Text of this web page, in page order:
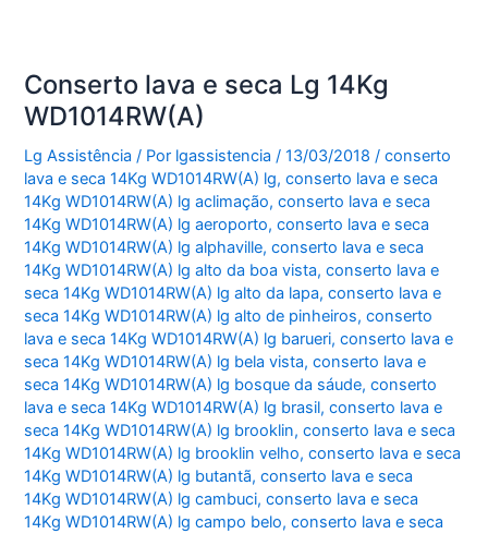
Conserto lava e seca Lg 14Kg
WD1014RW(A)
Lg Assistência / Por lgassistencia/13/03/2018 /conserto
lava e seca 14Kg WD1014RW(A) lg,conserto lava e seca
14Kg WD1014RW(A) lg aclimação,conserto lava e seca
14Kg WD1014RW(A) lg aeroporto,conserto lava e seca
14Kg WD1014RW(A) lg alphaville,conserto lava e seca
14Kg WD1014RW(A) lg alto da boa vista,conserto lava e
seca 14Kg WD1014RW(A) lg alto da lapa,conserto lava e
seca 14Kg WD1014RW(A) lg alto de pinheiros,conserto
lava e seca 14Kg WD1014RW(A) lg barueri,conserto lava e
seca 14Kg WD1014RW(A) lg bela vista,conserto lava e
seca 14Kg WD1014RW(A) lg bosque da sáude,conserto
lava e seca 14Kg WD1014RW(A) lg brasil,conserto lava e
seca 14Kg WD1014RW(A) lg brooklin,conserto lava e seca
14Kg WD1014RW(A) lg brooklin velho,conserto lava e seca
14Kg WD1014RW(A) lg butantã,conserto lava e seca
14Kg WD1014RW(A) lg cambuci,conserto lava e seca
14Kg WD1014RW(A) lg campo belo,conserto lava e seca